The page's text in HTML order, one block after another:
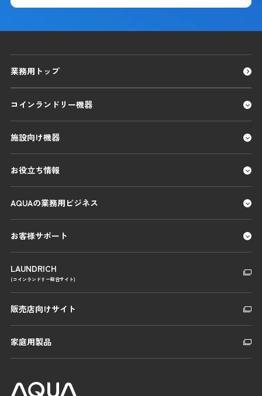
業務用トップ
コインランドリー機器
施設向け機器
お役立ち情報
AQUAの業務用ビジネス
お客様サポート
LAUNDRICH
(コインランドリー総合サイト)
販売店向けサイト
家庭用製品